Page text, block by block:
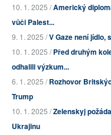
10. 1. 2025 /Americký
vůči Palest...
9. 1. 2025 /V Gaze není jídlo,
10. 1. 2025 /Před druhým
odhalili výzkum...
6. 1. 2025 /Rozhovor
Trump
10. 1. 2025 /Zelenskyj
Ukrajinu